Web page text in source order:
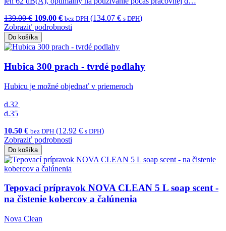
139.00 € 109.00 € bez DPH (134.07 € s DPH)
Zobraziť podrobnosti
Do košíka
Hubica 300 prach - tvrdé podlahy
Hubicu je možné objednať v priemeroch
d.32
d.35
10.50 € bez DPH (12.92 € s DPH)
Zobraziť podrobnosti
Do košíka
Tepovací prípravok NOVA CLEAN 5 L soap scent -
na čistenie kobercov a čalúnenia
Nova Clean